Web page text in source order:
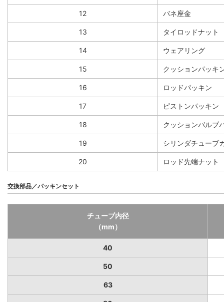
12 バネ座金
13 タイロッドナット
14 ウェアリング
15 クッションパッキ
16 ロッドパッキン
17 ピストンパッキン
18 クッションバルブ
19 シリンダチューブ
20 ロッド先端ナット
交換部品／パッキンセット
チューブ内径
（mm）
40
50
63